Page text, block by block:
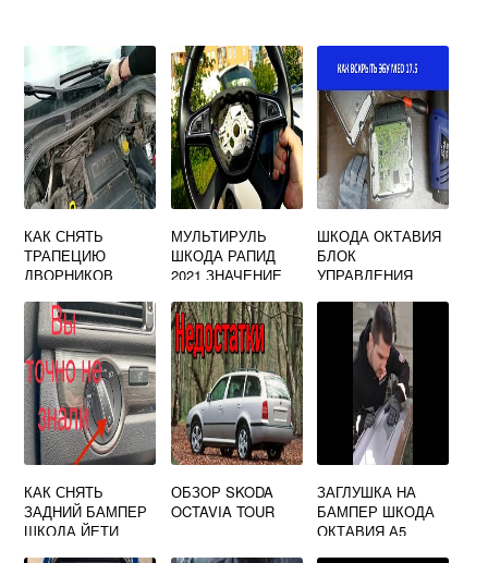
КАК СНЯТЬ
ТРАПЕЦИЮ
ДВОРНИКОВ
A5
МУЛЬТИРУЛЬ
ШКОДА РАПИД
2021 ЗНАЧЕНИЕ
ШКОДА ОКТАВИЯ
БЛОК
УПРАВЛЕНИЯ
КАК СНЯТЬ
ЗАДНИЙ БАМПЕР
ШКОДА ЙЕТИ
ОБЗОР SKODA
OCTAVIA TOUR
ЗАГЛУШКА НА
БАМПЕР ШКОДА
ОКТАВИЯ А5